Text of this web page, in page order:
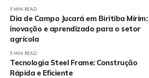
5 MIN READ
Dia de Campo Jucará em Biritiba Mirim:
inovação e aprendizado para o setor
agrícola
5 MIN READ
Tecnologia Steel Frame: Construção
Rápida e Eficiente